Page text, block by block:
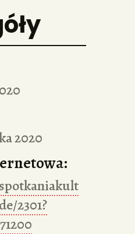
2020
2301?